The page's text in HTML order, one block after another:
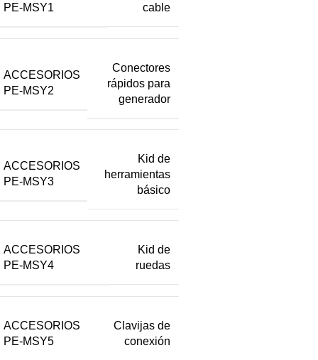
PE-MSY1
cable
ACCESORIOS
PE-MSY2
Conectores
rápidos para
generador
ACCESORIOS
PE-MSY3
Kid de
herramientas
básico
ACCESORIOS
PE-MSY4
Kid de
ruedas
ACCESORIOS
PE-MSY5
Clavijas de
conexión